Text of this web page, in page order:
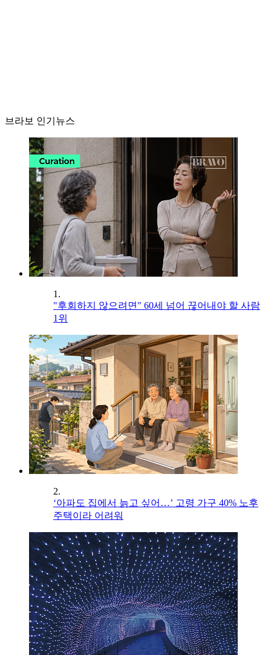
브라보 인기뉴스
1.
"후회하지 않으려면" 60세 넘어 끊어내야 할 사람
1위
2.
‘아파도 집에서 늙고 싶어…’ 고령 가구 40% 노후
주택이라 어려워